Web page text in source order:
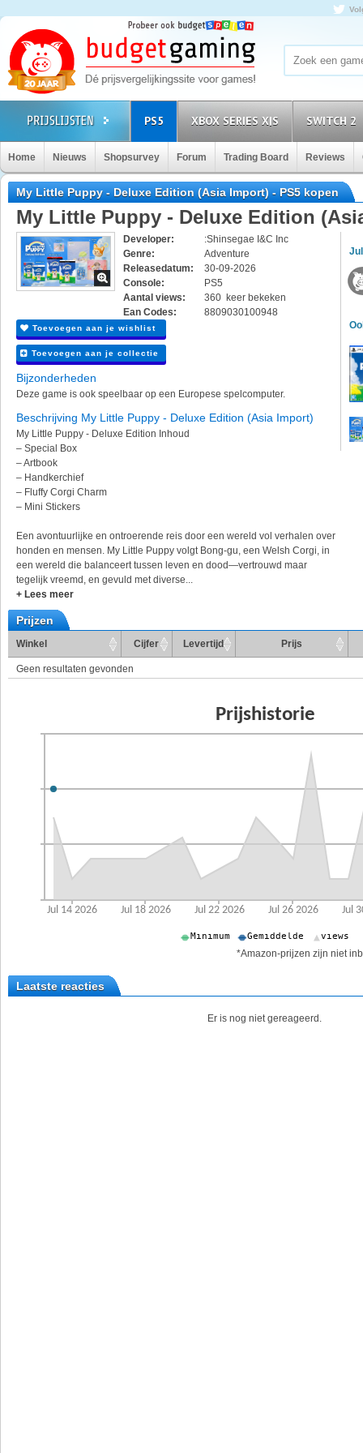
PS5 XBOX SERIES X|S SWITCH 2
Home Nieuws Shopsurvey Forum Trading Board Reviews
My Little Puppy - Deluxe Edition (Asia Import) - PS5 kopen
My Little Puppy - Deluxe Edition
Developer:
:Shinsegae I&C Inc
Genre:
Adventure
Releasedatum:
30-09-2026
Console:
PS5
Aantal views:
360 keer bekeken
Ean Codes:
8809030100948
Toevoegen aan je wishlist
Toevoegen aan je collectie
Bijzonderheden
Deze game is ook speelbaar op een Europese spelcomputer.
Beschrijving My Little Puppy - Deluxe Edition (Asia Import)
My Little Puppy - Deluxe Edition Inhoud
– Special Box
– Artbook
– Handkerchief
– Fluffy Corgi Charm
– Mini Stickers
Een avontuurlijke en ontroerende reis door een wereld vol verhalen over
honden en mensen. My Little Puppy volgt Bong-gu, een Welsh Corgi, in
een wereld die balanceert tussen leven en dood—vertrouwd maar
tegelijk vreemd, en gevuld met diverse...
+ Lees meer
Prijzen
Winkel Cijfer Levertijd Prijs
Geen resultaten gevonden
*Amazon-prijzen zijn niet
Laatste reacties
Er is nog niet gereageerd.